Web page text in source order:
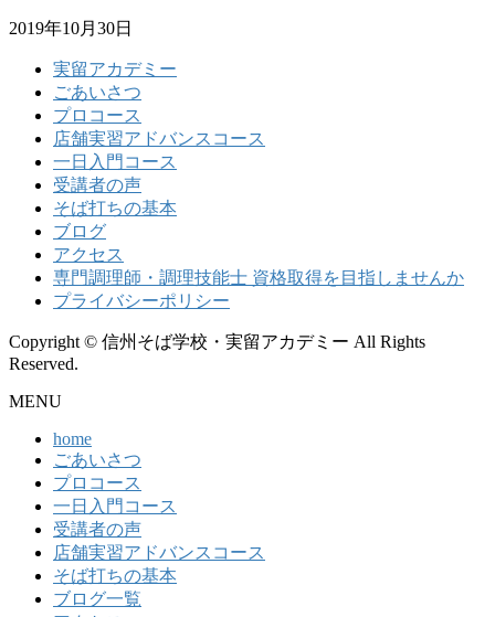
2019年10月30日
実留アカデミー
ごあいさつ
プロコース
店舗実習アドバンスコース
一日入門コース
受講者の声
そば打ちの基本
ブログ
アクセス
専門調理師・調理技能士 資格取得を目指しませんか
プライバシーポリシー
Copyright © 信州そば学校・実留アカデミー All Rights
Reserved.
MENU
home
ごあいさつ
プロコース
一日入門コース
受講者の声
店舗実習アドバンスコース
そば打ちの基本
ブログ一覧